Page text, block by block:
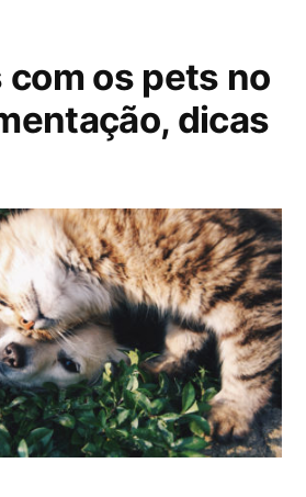
os pets no
dicas